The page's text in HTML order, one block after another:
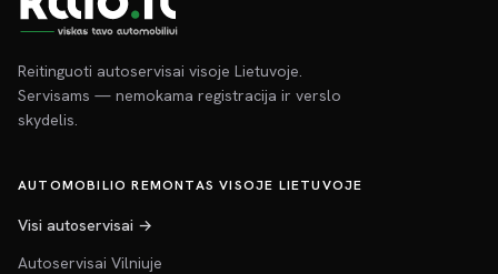
Reitinguoti autoservisai visoje Lietuvoje.
Servisams — nemokama registracija ir verslo
skydelis.
AUTOMOBILIO REMONTAS VISOJE LIETUVOJE
Visi autoservisai →
Autoservisai Vilniuje